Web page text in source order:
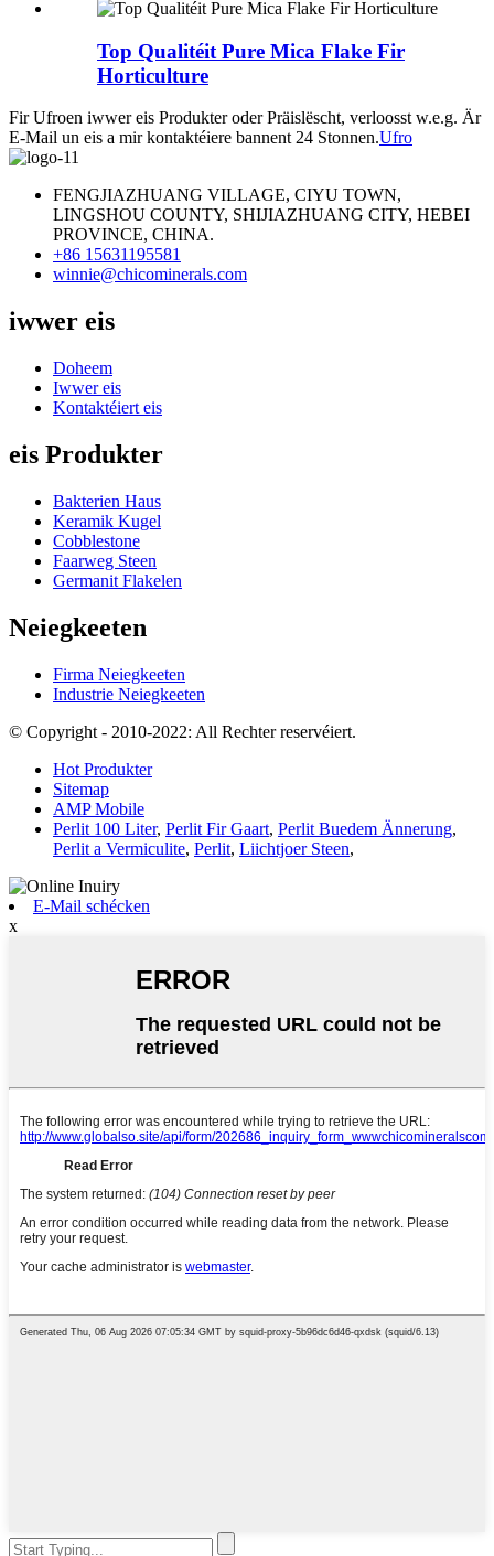
Top Qualitéit Pure Mica Flake Fir
Horticulture
Fir Ufroen iwwer eis Produkter oder Präislëscht, verloosst w.e.g. Är
E-Mail un eis a mir kontaktéiere bannent 24 Stonnen.Ufro
FENGJIAZHUANG VILLAGE, CIYU TOWN,
LINGSHOU COUNTY, SHIJIAZHUANG CITY, HEBEI
PROVINCE, CHINA.
+86 15631195581
winnie@chicominerals.com
iwwer eis
Doheem
Iwwer eis
Kontaktéiert eis
eis Produkter
Bakterien Haus
Keramik Kugel
Cobblestone
Faarweg Steen
Germanit Flakelen
Neiegkeeten
Firma Neiegkeeten
Industrie Neiegkeeten
© Copyright - 2010-2022: All Rechter reservéiert.
Hot Produkter
Sitemap
AMP Mobile
Perlit 100 Liter, Perlit Fir Gaart, Perlit Buedem Ännerung,
Perlit a Vermiculite, Perlit, Liichtjoer Steen,
E-Mail schécken
x